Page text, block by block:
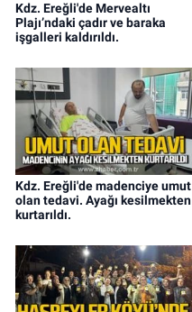
Kdz. Ereğli'de Mervealtı
Plajı’ndaki çadır ve baraka
işgalleri kaldırıldı.
Kdz. Ereğli'de madenciye umut
olan tedavi. Ayağı kesilmekten
kurtarıldı.